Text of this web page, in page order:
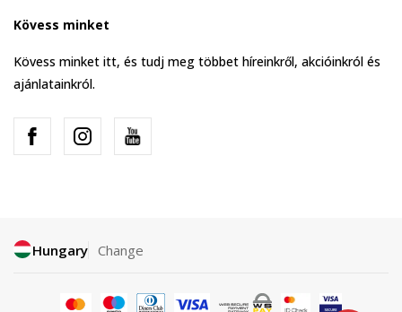
Kövess minket
Kövess minket itt, és tudj meg többet híreinkről, akcióinkról és
ajánlatainkról.
Hungary Change